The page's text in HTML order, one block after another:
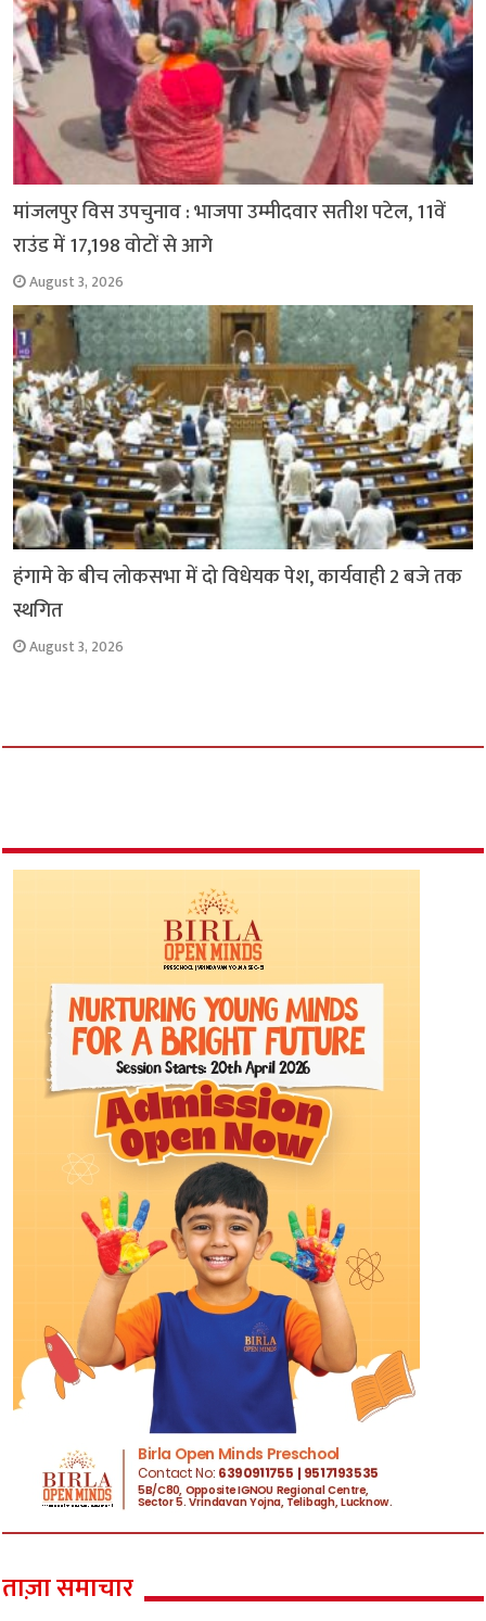
मांजलपुर विस उपचुनाव : भाजपा उम्मीदवार सतीश पटेल, 11वें
राउंड में 17,198 वोटों से आगे
August 3, 2026
हंगामे के बीच लोकसभा में दो विधेयक पेश, कार्यवाही 2 बजे तक
स्थगित
August 3, 2026
ताज़ा समाचार